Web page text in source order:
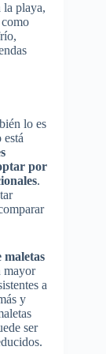
la playa,
lo es
por
.
mayor
a
y
ser